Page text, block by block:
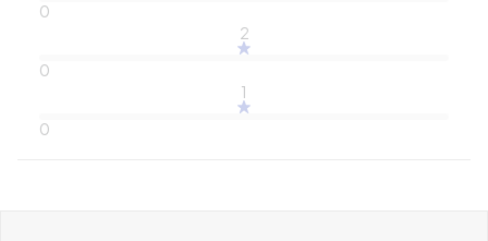
0
2
0
1
0